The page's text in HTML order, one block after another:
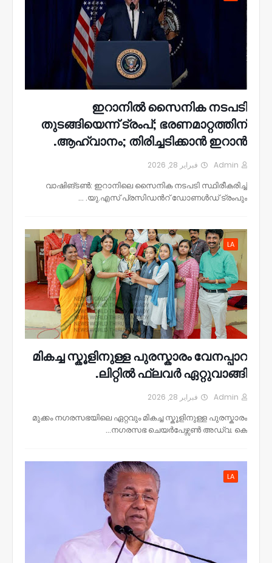
ഇറാനിൽ സൈനിക നടപടി
തുടങ്ങിയെന്ന് ട്രംപ്; ഭരണമാറ്റത്തിന്
ആഹ്വാനം; തിരിച്ചടിക്കാൻ ഇറാൻ.
Admin فبراير 28, 2026
വാഷിങ്ടൺ: ഇറാനിലെ സൈനിക നടപടി സ്ഥിരീകരിച്ച്
യു.എസ് പ്രസിഡന്‍റ് ഡോണൾഡ് ട്രംപും. …
LA
മികച്ച സ്കൂളിനുള്ള പുരസ്കാരം വേനപ്പാറ
ലിറ്റിൽ ഫ്ലവർ ഏറ്റുവാങ്ങി.
Admin فبراير 28, 2026
മുക്കം നഗരസഭയിലെ ഏറ്റവും മികച്ച സ്കൂളിനുള്ള പുരസ്കാരം
നഗരസഭ ചെയർപേഴ്സൺ അഡ്വ. കെ…
LA